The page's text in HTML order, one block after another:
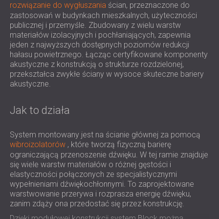
IZOLACJA AKUSTYCZNA I PANELE
AKUSTYCZNE DLA RESTAURACJI I
KLUBÓW
IZOLACJA AKUSTYCZNA I ROZWIĄZANIA
AKUSTYCZNE DLA HOTELI
IZOLACJA AKUSTYCZNA I PANELE
AKUSTYCZNE DO HAL I TEATRÓW
AKUSTYCZNE DLA POWIERZCHNI
WYCISZANIE I AKUSTYKA W OBIEKTACH
EDUKACYJNYCH
PANELE DŹWIĘKOCHŁONNE I
AKUSTYCZNE DLA PLACÓWEK SŁUŻBY
ZDROWIA
ROZWIĄZANIA DŹWIĘKOSZCZELNE I
AKUSTYCZNE DLA SEKTORA AUDIOLOGII
ROMÂNIA (RO)
FINLAND (FI)
РОССИЯ (RU)
USA (US)
SOUTH AFRICA (ZA)
rozwiązanie do wygłuszania ścian, przeznaczone do
zastosowań w budynkach mieszkalnych, użyteczności
publicznej i przemyśle. Zbudowany z wielu warstw
materiałów izolacyjnych i pochłaniających, zapewnia
jeden z najwyższych dostępnych poziomów redukcji
hałasu powietrznego. Łącząc certyfikowane komponenty
akustyczne z konstrukcją o strukturze rozdzielonej,
przekształca zwykłe ściany w wysoce skuteczne bariery
akustyczne.
Jak to działa
System montowany jest na ścianie głównej za pomocą
wibroizolatorów , które tworzą fizyczną barierę
ograniczającą przenoszenie dźwięku. W tej ramie znajduje
się wiele warstw materiałów o różnej gęstości i
elastyczności połączonych ze specjalistycznymi
wypełnieniami dźwiękochłonnymi. To zaprojektowane
warstwowanie przerywa i rozprasza energię dźwięku,
zanim zdąży ona przedostać się przez konstrukcję.